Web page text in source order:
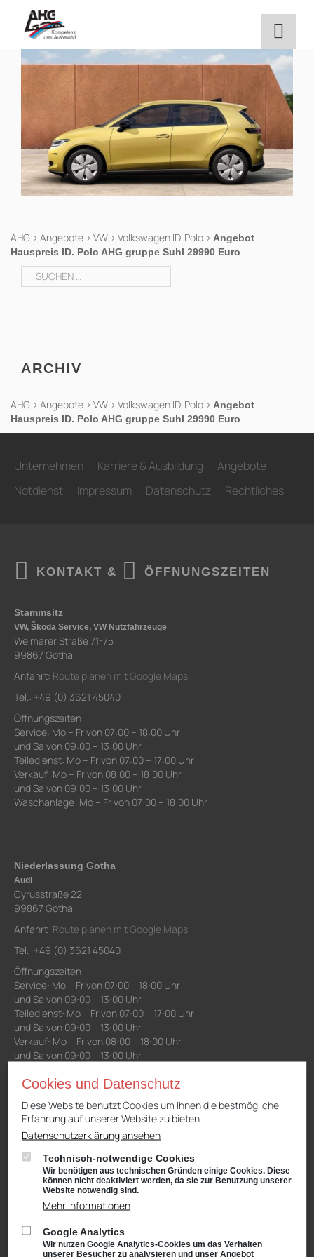
springen
AHG > Angebote > VW > Volkswagen ID. Polo > Angebot
Hauspreis ID. Polo AHG gruppe Suhl 29990 Euro
Suchen
nach:
ARCHIV
AHG > Angebote > VW > Volkswagen ID. Polo > Angebot
Hauspreis ID. Polo AHG gruppe Suhl 29990 Euro
Unternehmen Karriere & Ausbildung
Angebote
Notdienst
Impressum Datenschutz Rechtliches
KONTAKT & ÖFFNUNGSZEITEN
Stammsitz
VW, Škoda Service, VW Nutzfahrzeuge
Weimarer Straße 71-75
99867 Gotha
Anfahrt: Route planen mit Google Maps
Tel.: +49 (0) 3621 45040
Öffnungszeiten
Service: Mo – Fr von 07:00 – 18:00 Uhr
und Sa von 09:00 – 13:00 Uhr
Teiledienst: Mo – Fr von 07:00 – 17:00 Uhr
Verkauf: Mo – Fr von 08:00 – 18:00 Uhr
und Sa von 09:00 – 13:00 Uhr
Waschanlage: Mo – Fr von 07:00 – 18:00 Uhr
Niederlassung Gotha
Audi
Cyrusstraße 22
99867 Gotha
Anfahrt: Route planen mit Google Maps
Tel.: +49 (0) 3621 45040
Öffnungszeiten
Service: Mo – Fr von 07:00 – 18:00 Uhr
und Sa von 09:00 – 13:00 Uhr
Teiledienst: Mo – Fr von 07:00 – 17:00 Uhr
und Sa von 09:00 – 13:00 Uhr
Verkauf: Mo – Fr von 08:00 – 18:00 Uhr
und Sa von 09:00 – 13:00 Uhr
und Sa von 09:00 – 13:00 Uhr
Niederlassung Gotha
CUPRA & SEAT
Cyrusstraße 22
99867 Gotha
Anfahrt:Route planen mit Google Maps
Tel.: +49 (0) 3621 45040
Öffnungszeiten
Service: Mo – Fr von 08:00 – 18:00 Uhr
Cookies und Datenschutz
Diese Website benutzt Cookies um Ihnen die bestmögliche
Erfahrung auf unserer Website zu bieten.
Datenschutzerklärung ansehen
Technisch-notwendige Cookies
Wir benötigen aus technischen Gründen einige Cookies. Diese
können nicht deaktiviert werden, da sie zur Benutzung unserer
Website notwendig sind.
Mehr Informationen
Google Analytics
Wir nutzen Google Analytics-Cookies um das Verhalten
unserer Besucher zu analysieren und unser Angebot